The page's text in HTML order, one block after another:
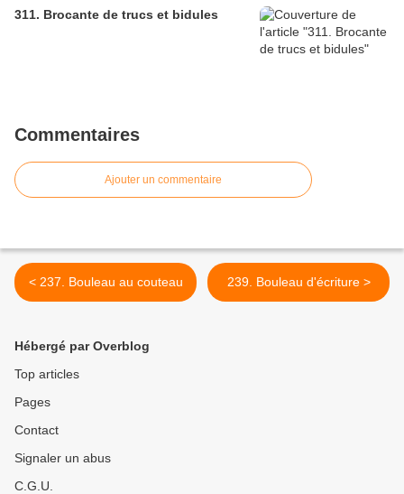
311. Brocante de trucs et bidules
Commentaires
Ajouter un commentaire
< 237. Bouleau au couteau 239. Bouleau d'écriture >
Hébergé par Overblog
Top articles
Pages
Contact
Signaler un abus
C.G.U.